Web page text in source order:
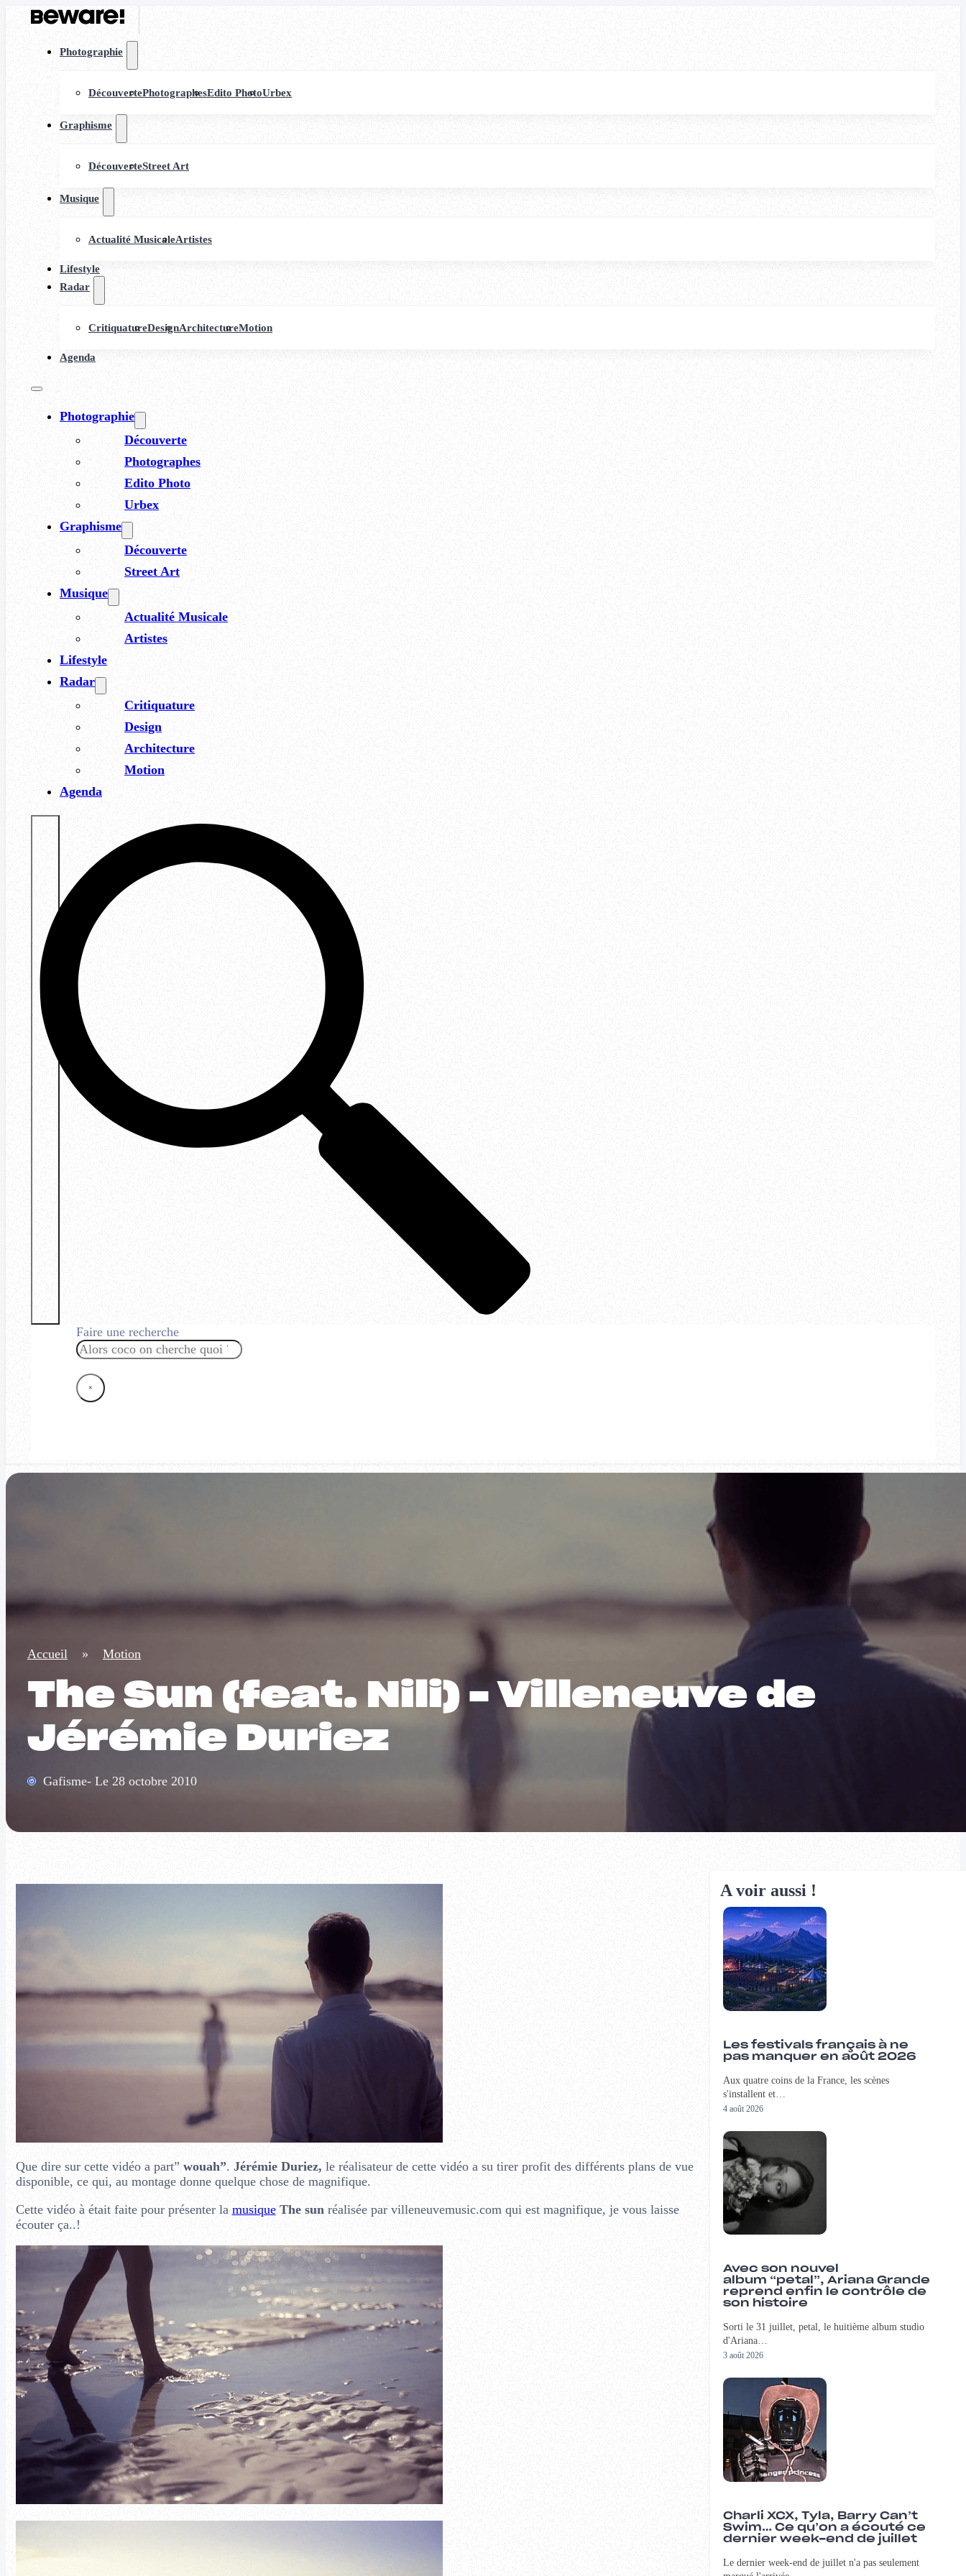
Photographie
DécouvertePhotographesEdito PhotoUrbex
Graphisme
DécouverteStreet Art
Musique
Actualité MusicaleArtistes
Lifestyle
Radar
CritiquatureDesignArchitectureMotion
Agenda
Photographie
Découverte
Photographes
Edito Photo
Urbex
Graphisme
Découverte
Street Art
Musique
Actualité Musicale
Artistes
Lifestyle
Radar
Critiquature
Design
Architecture
Motion
Agenda
Faire une recherche
Rechercher
×
Accueil » Motion
The Sun (feat. Nili) – Villeneuve de
Jérémie Duriez
Gafisme- Le 28 octobre 2010
Que dire sur cette vidéo a part” wouah”. Jérémie Duriez, le réalisateur de cette vidéo a su tirer profit des différents plans de vue
disponible, ce qui, au montage donne quelque chose de magnifique.
Cette vidéo à était faite pour présenter la musiqueThe sun réalisée par villeneuvemusic.com qui est magnifique, je vous laisse
écouter ça..!
A voir aussi !
Les festivals français à ne
pas manquer en août 2026
Aux quatre coins de la France, les scènes
s'installent et…
4 août 2026
Avec son nouvel
album “petal”, Ariana Grande
reprend enfin le contrôle de
son histoire
Sorti le 31 juillet, petal, le huitième album studio
d'Ariana…
3 août 2026
Charli XCX, Tyla, Barry Can’t
Swim… Ce qu’on a écouté ce
dernier week-end de juillet
Le dernier week-end de juillet n'a pas seulement